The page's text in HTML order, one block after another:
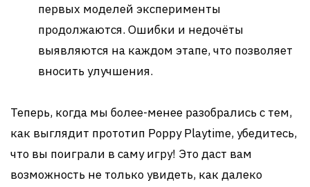
первых моделей эксперименты
продолжаются. Ошибки и недочёты
выявляются на каждом этапе, что позволяет
вносить улучшения.
Теперь, когда мы более-менее разобрались с тем,
как выглядит прототип Poppy Playtime, убедитесь,
что вы поиграли в саму игру! Это даст вам
возможность не только увидеть, как далеко